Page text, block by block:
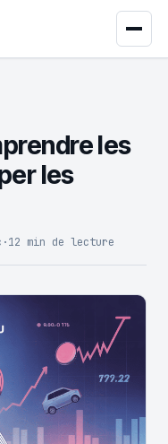
les
les
·12 min de lecture